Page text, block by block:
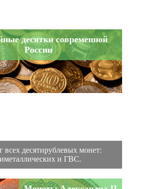
десятки современной
России
всех десятирублевых монет:
и ГВС.